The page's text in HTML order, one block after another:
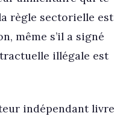
règle sectorielle est
même s’il a signé
illégale est
indépendant livre